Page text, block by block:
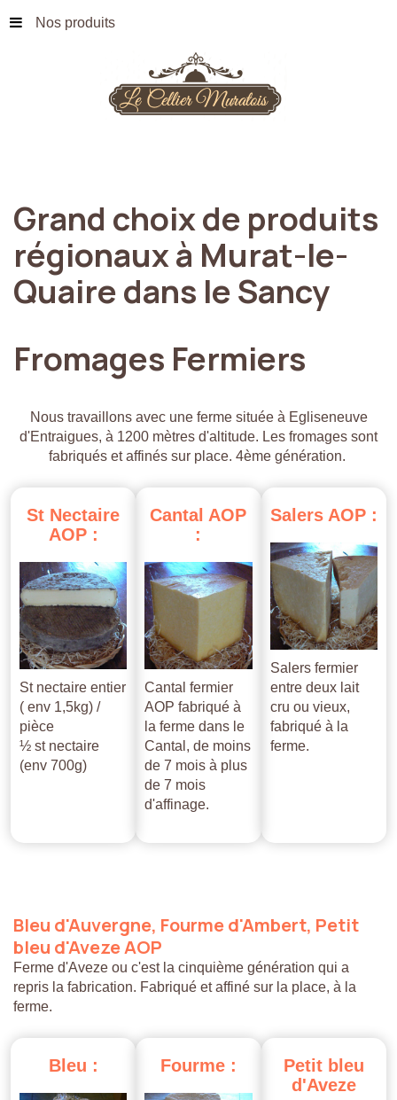
Nos produits
Grand choixde produits
régionauxà Murat-le-
Quairedans leSancy
Fromages Fermiers
Nous travaillons avec une ferme située à Egliseneuve
d'Entraigues, à 1200 mètres d'altitude. Les fromages sont
fabriqués et affinés sur place. 4ème génération.
St Nectaire
AOP :
St nectaire entier
( env 1,5kg) /
pièce
½ st nectaire
(env 700g)
Cantal AOP
:
Cantal fermier
AOP fabriqué à
la ferme dans le
Cantal, de moins
de 7 mois à plus
de 7 mois
d'affinage.
Salers AOP :
Salers fermier
entre deux lait
cru ou vieux,
fabriqué à la
ferme.
Bleu d'Auvergne, Fourmed'Ambert, Petit
bleu d'AvezeAOP
Ferme d'Aveze ou c'est la cinquième génération qui a
repris la fabrication. Fabriqué et affiné sur la place, à la
ferme.
Bleu : Fourme : Petit bleu
d'Aveze